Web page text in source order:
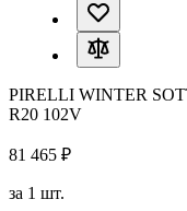
PIRELLI WINTER
R20 102V
81 465 ₽
за 1 шт.